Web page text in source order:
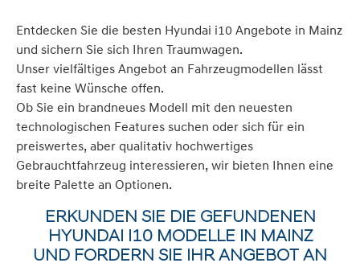
Entdecken Sie die besten Hyundai i10 Angebote in Mainz
und sichern Sie sich Ihren Traumwagen.
Unser vielfältiges Angebot an Fahrzeugmodellen lässt
fast keine Wünsche offen.
Ob Sie ein brandneues Modell mit den neuesten
technologischen Features suchen oder sich für ein
preiswertes, aber qualitativ hochwertiges
Gebrauchtfahrzeug interessieren, wir bieten Ihnen eine
breite Palette an Optionen.
ERKUNDEN SIE DIE GEFUNDENEN
HYUNDAI I10 MODELLE IN MAINZ
UND FORDERN SIE IHR ANGEBOT AN